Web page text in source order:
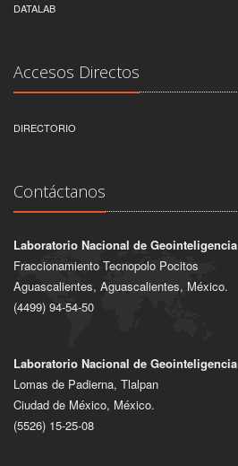
DATALAB
Accesos Directos
DIRECTORIO
Contáctanos
Laboratorio Nacional de Geointeligencia
Fraccionamiento Tecnopolo Pocitos
Aguascalientes, Aguascalientes, México.
(4499) 94-54-50
Laboratorio Nacional de Geointeligencia
Lomas de Padierna, Tlalpan
Ciudad de México, México.
(5526) 15-25-08